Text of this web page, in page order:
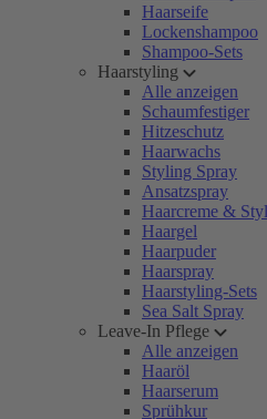
Haarseife
Lockenshampoo
Shampoo-Sets
Haarstyling
Alle anzeigen
Schaumfestiger
Hitzeschutz
Haarwachs
Styling Spray
Ansatzspray
Haarcreme &
Haargel
Haarpuder
Haarspray
Haarstyling-Sets
Sea Salt Spray
Leave-In Pflege
Alle anzeigen
Haaröl
Haarserum
Sprühkur